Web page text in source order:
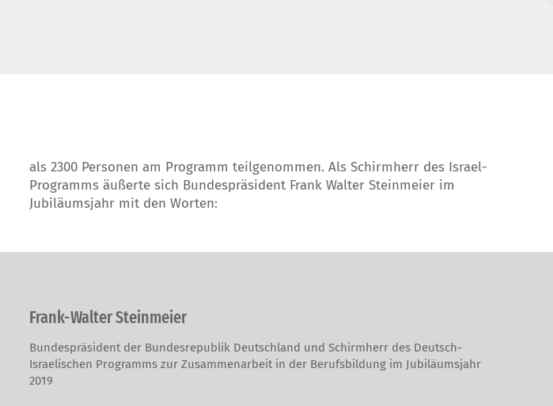
Jubiläumsjahr mit den Worten:
Frank-Walter Steinmeier
Bundespräsident der Bundesrepublik Deutschland und Schirmherr des Deutsch-
Israelischen Programms zur Zusammenarbeit in der Berufsbildung im Jubiläumsjahr
2019